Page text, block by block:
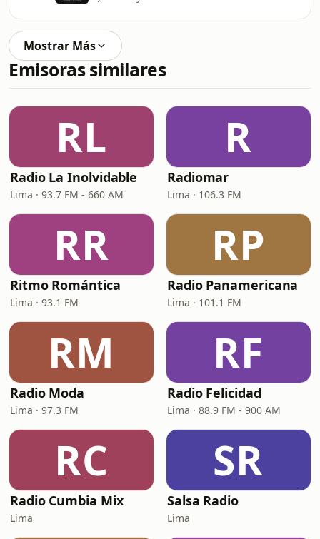
Mostrar Más
Emisoras similares
RL
Radio La Inolvidable
Lima · 93.7 FM - 660 AM
R
Radiomar
Lima · 106.3 FM
RR
Ritmo Romántica
Lima · 93.1 FM
RP
Radio Panamericana
Lima · 101.1 FM
RM
Radio Moda
Lima · 97.3 FM
RF
Radio Felicidad
Lima · 88.9 FM - 900 AM
RC
Radio Cumbia Mix
Lima
SR
Salsa Radio
Lima